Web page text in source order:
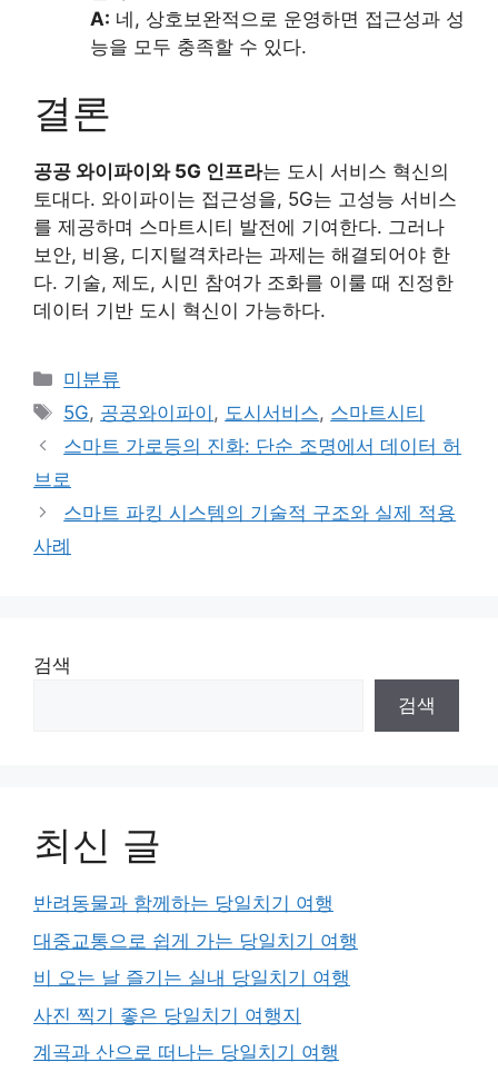
A: 네, 상호보완적으로 운영하면 접근성과 성
능을 모두 충족할 수 있다.
결론
공공 와이파이와 5G 인프라는 도시 서비스 혁신의
토대다. 와이파이는 접근성을, 5G는 고성능 서비스
를 제공하며 스마트시티 발전에 기여한다. 그러나
보안, 비용, 디지털격차라는 과제는 해결되어야 한
다. 기술, 제도, 시민 참여가 조화를 이룰 때 진정한
데이터 기반 도시 혁신이 가능하다.
카
테
리
미분류
태
그
5G, 공공와이파이 , 도시서비스, 스마트시티
스마트 가로등의 진화: 단순 조명에서 데이터 허
브로
스마트 파킹 시스템의 기술적 구조와 실제 적용
사례
검색
검색
최신 글
반려동물과 함께하는 당일치기 여행
대중교통으로 쉽게 가는 당일치기 여행
비 오는 날 즐기는 실내 당일치기 여행
사진 찍기 좋은 당일치기 여행지
계곡과 산으로 떠나는 당일치기 여행